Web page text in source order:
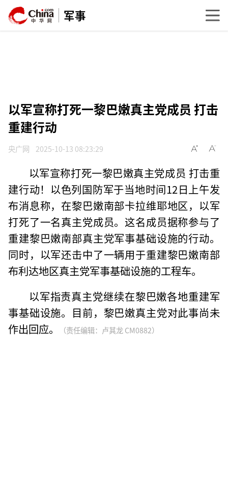
军事
以军宣称打死一黎巴嫩真主党成员 打击
重建行动
央广网 2025-10-13 08:23:29
以军宣称打死一黎巴嫩真主党成员 打击重
建行动！以色列国防军于当地时间12日上午发
布消息称，在黎巴嫩南部卡拉维耶地区，以军
打死了一名真主党成员。这名成员据称参与了
重建黎巴嫩南部真主党军事基础设施的行动。
同时，以军还击中了一辆用于重建黎巴嫩南部
布利达地区真主党军事基础设施的工程车。
以军指责真主党继续在黎巴嫩各地重建军
事基础设施。目前，黎巴嫩真主党对此事尚未
作出回应。
（责任编辑：卢其龙 CM0882）